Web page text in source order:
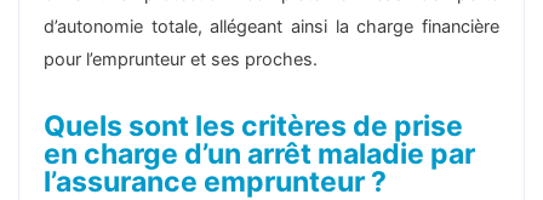
d’autonomie totale, allégeant ainsi la charge financière
pour l’emprunteur et ses proches.
Quels sont les critères de prise
en charge d’un arrêt maladie par
l’assurance emprunteur ?